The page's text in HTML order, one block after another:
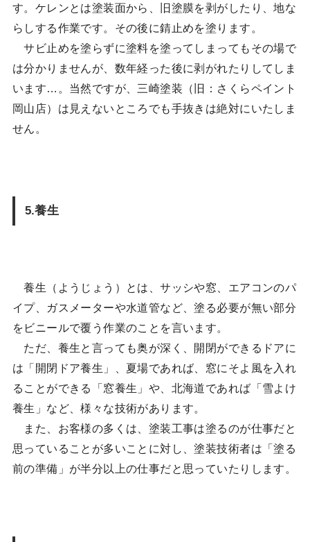
す。ケレンとは塗装面から、旧塗膜を剥がしたり、地な
らしする作業です。その後に錆止めを塗ります。
サビ止めを塗らずに塗料を塗ってしまってもその場で
は分かりませんが、数年経った後に剥がれたりしてしま
います…。当然ですが、三崎塗装（旧：さくらペイント
岡山店）は見えないところでも手抜きは絶対にいたしま
せん。
5.養生
養生（ようじょう）とは、サッシや窓、エアコンのパ
イプ、ガスメーターや水道管など、塗る必要が無い部分
をビニールで覆う作業のことを言います。
ただ、養生と言っても奥が深く、開閉ができるドアに
は「開閉ドア養生」、夏場であれば、窓にそよ風を入れ
ることができる「窓養生」や、北海道であれば「雪よけ
養生」など、様々な技術があります。
また、お客様の多くは、塗装工事は塗るのが仕事だと
思っていることが多いことに対し、塗装技術者は「塗る
前の準備」が半分以上の仕事だと思っていたりします。